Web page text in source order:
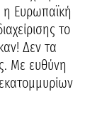
η Ευρωπαϊκή
το
Δεν τα
Με ευθύνη